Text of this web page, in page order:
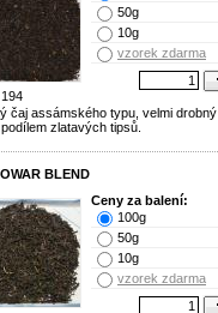
50g
10g
vzorek zdarma
čaj assámského typu, velmi
zlatavých tipsů.
BLEND
Ceny za balení:
100g
50g
10g
vzorek zdarma